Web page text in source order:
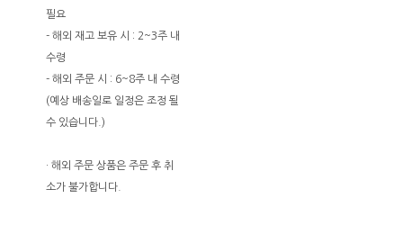
필요
- 해외 재고 보유 시 : 2~3주 내
수령
- 해외 주문 시 : 6~8주 내 수령
(예상 배송일로 일정은 조정 될
수 있습니다.)
· 해외 주문 상품은 주문 후 취
소가 불가합니다.